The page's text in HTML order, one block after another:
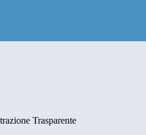
Trasparente